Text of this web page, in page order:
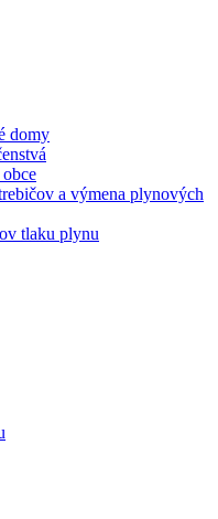
domy
a výmena plynových
tlaku plynu